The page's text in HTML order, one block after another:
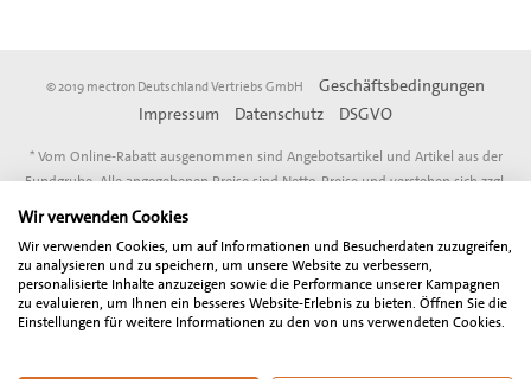
© 2019 mectron Deutschland Vertriebs GmbH
Geschäftsbedingungen
Impressum
Datenschutz DSGVO
* Vom Online-Rabatt ausgenommen sind Angebotsartikel und Artikel aus der
Fundgrube. Alle angegebenen Preise sind Netto-Preise und verstehen sich zzgl.
der gesetzlich gültigen Mehrwertsteuer. Der Gesamtbetrag inklusive
Unser Angebot richtet sich ausschließlich an Zahnärzte, Oralchirurgen, MKG-
Chirurgen, sonstige Freiberufler, Unternehmen und Gewerbetreibende in
Deutschland und Österreich. Wir behalten uns Preisänderungen, technische
Änderungen, Änderungen des Ausstattungsumfangs sowie Irrtum vor.
Wir verwenden Cookies
Wir verwenden Cookies, um auf Informationen und Besucherdaten zuzugreifen,
zu analysieren und zu speichern, um unsere Website zu verbessern,
personalisierte Inhalte anzuzeigen sowie die Performance unserer Kampagnen
zu evaluieren, um Ihnen ein besseres Website-Erlebnis zu bieten. Öffnen Sie die
Einstellungen für weitere Informationen zu den von uns verwendeten Cookies.